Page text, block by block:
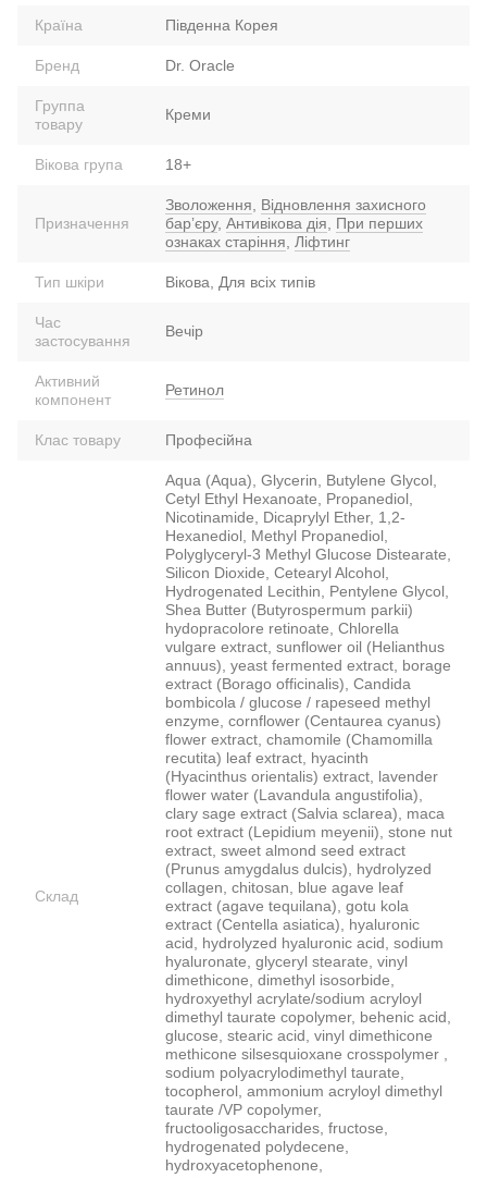
Країна Південна Корея
Бренд Dr. Oracle
Группа
товару
Креми
Вікова група 18+
Призначення
Зволоження
Відновлення захисного
барʼєру, Антивікова дія
При перших
ознаках старіння
Ліфтинг
Тип шкіри Вікова, Для всіх типів
Час
застосування
Вечір
Активний
компонент
Ретинол
Клас товару Професійна
Склад
Aqua (Aqua), Glycerin, Butylene Glycol,
Cetyl Ethyl Hexanoate, Propanediol,
Nicotinamide, Dicaprylyl Ether, 1,2-
Hexanediol, Methyl Propanediol,
Polyglyceryl-3 Methyl Glucose Distearate,
Silicon Dioxide, Cetearyl Alcohol,
Hydrogenated Lecithin, Pentylene Glycol,
Shea Butter (Butyrospermum parkii)
hydopracolore retinoate, Chlorella
vulgare extract, sunflower oil (Helianthus
annuus), yeast fermented extract, borage
extract (Borago officinalis), Candida
bombicola / glucose / rapeseed methyl
enzyme, cornflower (Centaurea cyanus)
flower extract, chamomile (Chamomilla
recutita) leaf extract, hyacinth
(Hyacinthus orientalis) extract, lavender
flower water (Lavandula angustifolia),
clary sage extract (Salvia sclarea), maca
root extract (Lepidium meyenii), stone nut
extract, sweet almond seed extract
(Prunus amygdalus dulcis), hydrolyzed
collagen, chitosan, blue agave leaf
extract (agave tequilana), gotu kola
extract (Centella asiatica), hyaluronic
acid, hydrolyzed hyaluronic acid, sodium
hyaluronate, glyceryl stearate, vinyl
dimethicone, dimethyl isosorbide,
hydroxyethyl acrylate/sodium acryloyl
dimethyl taurate copolymer, behenic acid,
glucose, stearic acid, vinyl dimethicone
methicone silsesquioxane crosspolymer ,
sodium polyacrylodimethyl taurate,
tocopherol, ammonium acryloyl dimethyl
taurate /VP copolymer,
fructooligosaccharides, fructose,
hydrogenated polydecene,
hydroxyacetophenone,